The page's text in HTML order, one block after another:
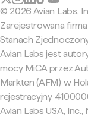
© 2026 Avian Labs,
Zarejestrowana
Stanach
Avian Labs jest
mocy MiCA przez
Markten (AFM) w
rejestracyjny
Avian Labs USA,